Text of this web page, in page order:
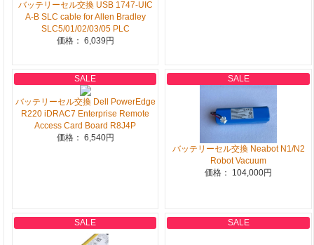
バッテリーセル交換 USB 1747-UIC
A-B SLC cable for Allen Bradley
SLC5/01/02/03/05 PLC
価格： 6,039円
SALE
バッテリーセル交換 Dell PowerEdge
R220 iDRAC7 Enterprise Remote
Access Card Board R8J4P
価格： 6,540円
SALE
バッテリーセル交換 Neabot N1/N2
Robot Vacuum
価格： 104,000円
SALE SALE